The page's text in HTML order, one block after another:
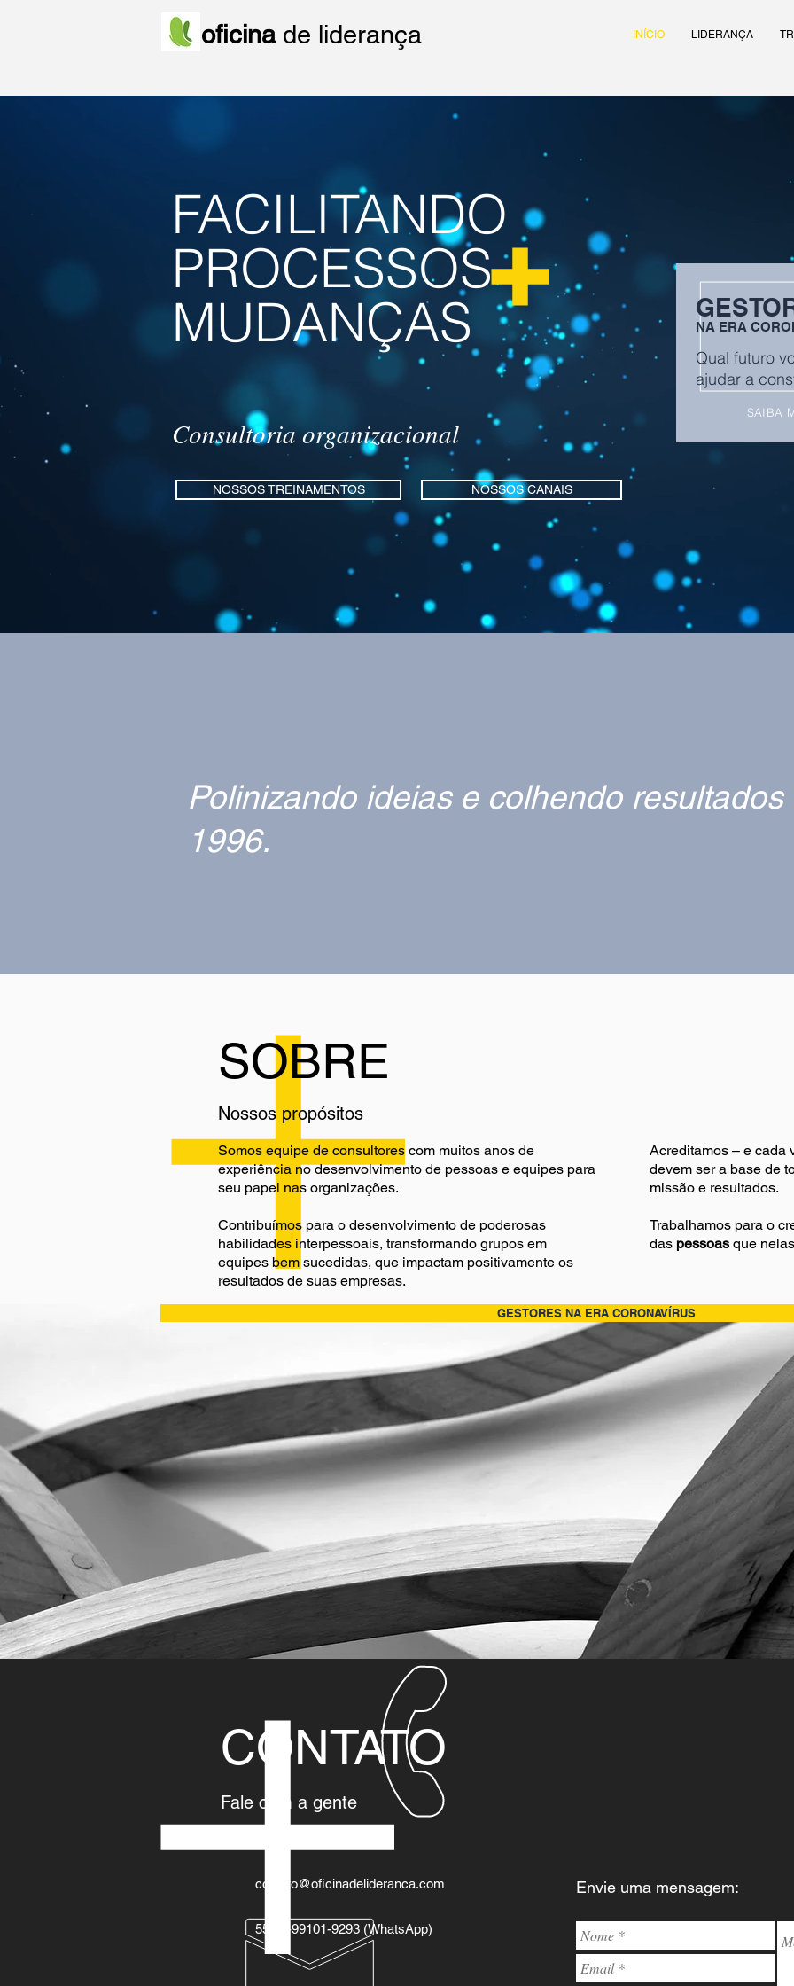
oficinade liderança INÍCIO LIDERANÇA
FACILITANDO
PROCESSOS
MUDANÇAS
Consultoria organizacional
NOSSOS TREINAMENTOS NOSSOS CANAIS
NA ERA
Qual futuro
ajudar a
SAIBA
Polinizando ideias e colhendo resultados
1996.
SOBRE
Nossos propósitos
Somos equipe de consultores com muitos anos de
experiência no desenvolvimento de pessoas e equipes para
seu papel nas organizações.
Contribuímos para o desenvolvimento de poderosas
habilidades interpessoais, transformando grupos em
equipes bem sucedidas, que impactam positivamente os
resultados de suas empresas.
Acreditamos – e cada
devem ser a base de
missão e resultados.
Trabalhamos para o
das pessoas que
GESTORES NA ERA CORONAVÍRUS
CONTATO
Fale com a gente
contato@oficinadelideranca.com
55 11-99101-9293 (WhatsApp)
Envie uma mensagem: